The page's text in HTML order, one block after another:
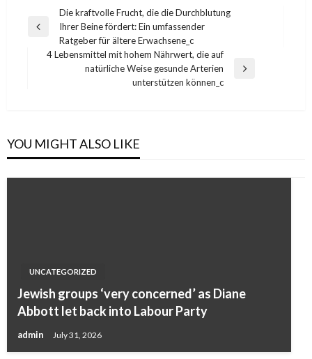
navigation
Previous
Die kraftvolle Frucht, die die Durchblutung
Ihrer Beine fördert: Ein umfassender
Ratgeber für ältere Erwachsene_c
4 Lebensmittel mit hohem Nährwert, die auf
natürliche Weise gesunde Arterien
unterstützen können_c
YOU MIGHT ALSO LIKE
UNCATEGORIZED
Jewish groups ‘very concerned’ as Diane
Abbott let back into Labour Party
admin July 31, 2026